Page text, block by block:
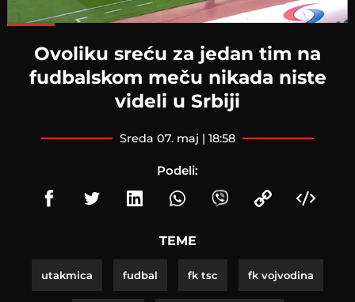
Ovoliku sreću za jedan tim na
fudbalskom meču nikada niste
videli u Srbiji
sreda 07. maj | 18:58
Podeli:
TEME
utakmica fudbal fk tsc fk vojvodina